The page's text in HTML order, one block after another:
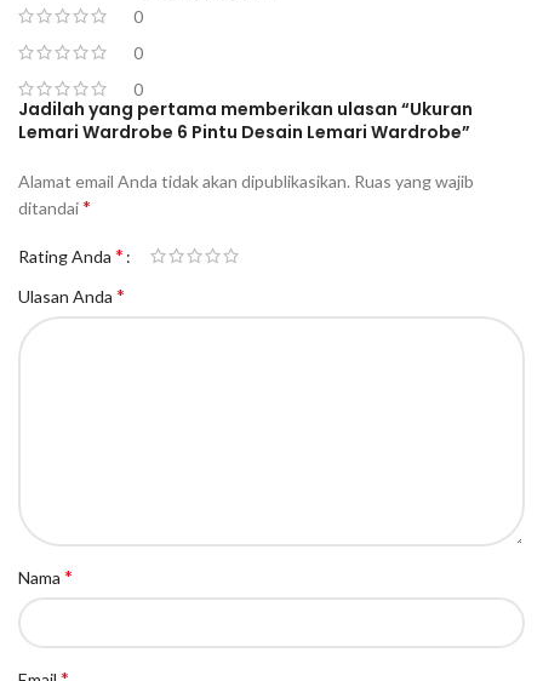
0
0
0
Jadilah yang pertama memberikan ulasan “Ukuran
Lemari Wardrobe 6 Pintu Desain Lemari Wardrobe”
Alamat email Anda tidak akan dipublikasikan. Ruas yang wajib
ditandai*
Rating Anda *
Ulasan Anda *
Nama *